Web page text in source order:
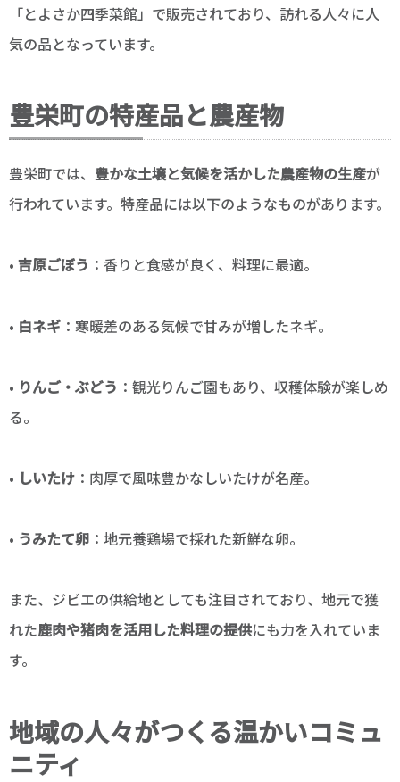
「とよさか四季菜館」で販売されており、訪れる人々に人
気の品となっています。
豊栄町の特産品と農産物
豊栄町では、 豊かな土壌と気候を活かした農産物の生産が
行われています。特産品には以下のようなものがあります。
• 吉原ごぼう ：香りと食感が良く、料理に最適。
• 白ネギ ：寒暖差のある気候で甘みが増したネギ。
• りんご・ぶどう ：観光りんご園もあり、収穫体験が楽しめ
る。
• しいたけ ：肉厚で風味豊かなしいたけが名産。
• うみたて卵 ：地元養鶏場で採れた新鮮な卵。
また、ジビエの供給地としても注目されており、地元で獲
れた鹿肉や猪肉を活用した料理の提供にも力を入れていま
す。
地域の人々がつくる温かいコミュ
ニティ